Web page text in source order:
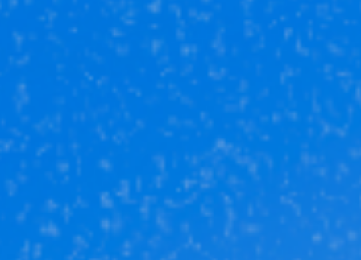
Скачивай приложение на свой смартфон
Юникор Агент
Скачивай приложение на свой смартфон
Стоимость объектов недвижимости и иных товаров
и услуг,
не включенных в «Прайс-лист» носит исключительно
информационный характер и ни при каких
условиях не является
публичной офертой, определяемой
положениями ст. 437 ч. 2 Гражданского кодекса
Федерации.